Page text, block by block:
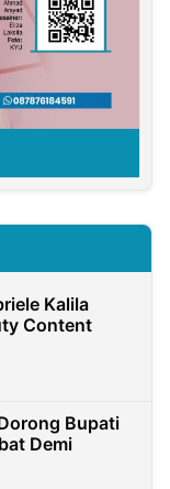
Kalila
Content
Bupati
Demi